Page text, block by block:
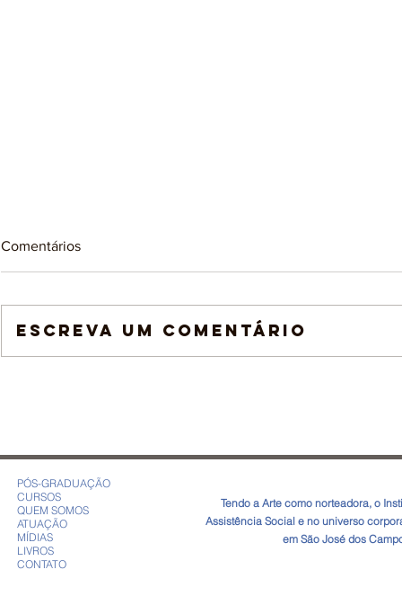
O AUTISMO
Comentários
Escreva um comentário
PÓS-GRADUAÇÃO
CURSOS
QUEM SOMOS
ATUAÇÃO
MÍDIAS
LIVROS
CONTATO
​Tendo a Arte como norteadora, o
Assistência Social e no universo
em São José dos